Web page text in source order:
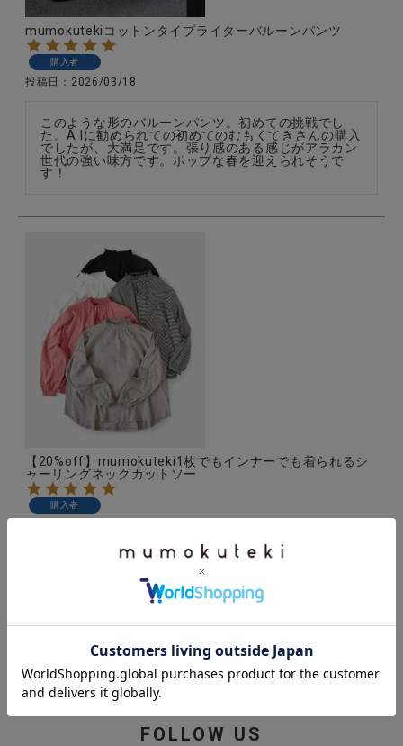
ご利用ガイド
お問い合わせ
ショップリスト
mumokutekiコットンタイプライターバルーンパンツ
購入者
投稿日 2026/03/18
このような形のバルーンパンツ。初めての挑戦でし
た。A Iに勧められての初めてのむもくてきさんの購入
でしたが、大満足です。張り感のある感じがアラカン
世代の強い味方です。ポップな春を迎えられそうで
す！
【20%off】mumokuteki1枚でもインナーでも着られるシ
ャーリングネックカットソー
購入者
とにかく着ここち抜群！シャーリング部分の締め付け
具合も、長すぎず短すぎない丈の具合もばっちりで
す。価格帯もプチでグッド。A Iに勧めてもらって、初
めての購入でしたが、大正解でした。
件中 3件表示
FOLLOW US